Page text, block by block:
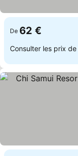
De 62 €
Consulter les prix de